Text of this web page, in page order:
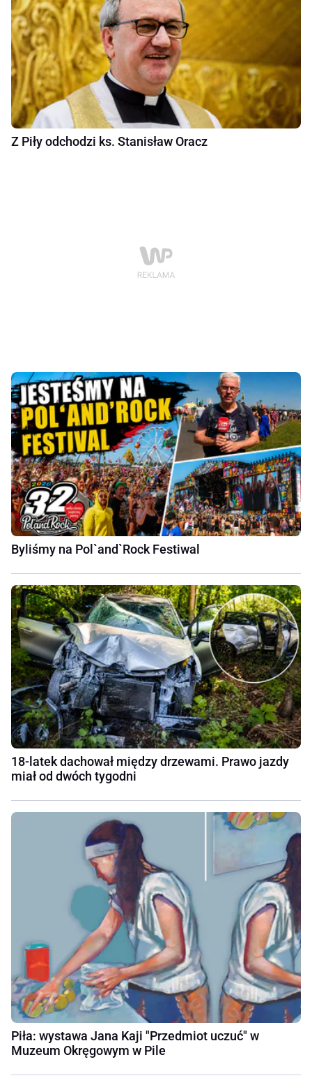
Z Piły odchodzi ks. Stanisław Oracz
Byliśmy na Pol`and`Rock Festiwal
18-latek dachował między drzewami. Prawo jazdy
miał od dwóch tygodni
Piła: wystawa Jana Kaji "Przedmiot uczuć" w
Muzeum Okręgowym w Pile